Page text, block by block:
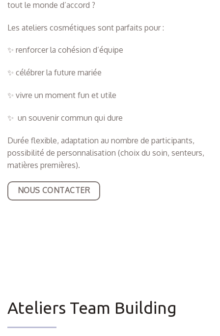
tout le monde d’accord ?
Les ateliers cosmétiques sont parfaits pour :
✨ renforcer la cohésion d’équipe
✨ célébrer la future mariée
✨ vivre un moment fun et utile
✨ un souvenir commun qui dure
Durée flexible, adaptation au nombre de participants,
possibilité de personnalisation (choix du soin, senteurs,
matières premières).
NOUS CONTACTER
Ateliers Team Building